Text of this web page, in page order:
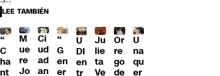
LEE TAMBIÉN
“
C
ha
nt
M
ue
re
Jo
Ci
ud
ad
an
“
G
en
er
U
DI
en
tr
Ju
lie
ta
Ve
Or
re
go
de
U
na
qu
er